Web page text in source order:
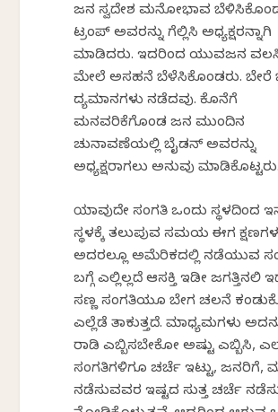
ಜನ ಸ್ವದೇಶ ಮನೋಭಾವ
ಟ್ರಂಪ್ ಅವರನ್ನು ಗೆಲ್ಲಿಸಿ ಅಧ್ಯಕ್ಷರನ್ನಾಗಿ
ಮಾಡಿದರು. ಇದರಿಂದ ಯುವಜನ
ಮೇಲೆ ಅಸಹನೆ ಬೆಳೆಸಿಕೊಂಡರು. ಬೇರೆ
ವಿದ್ಯಮಾನಗಳು ನಡೆದವು. ಕೊನೆಗೆ
ಮನವರಿಕೆಗೊಂಡ ಜನ ಮುಂದಿನ
ಚುನಾವಣೆಯಲ್ಲಿ ಬೈಡನ್ ಅವರನ್ನು
ಅಧ್ಯಕ್ಷರಾಗಲು ಅನುವು ಮಾಡಿಕೊಟ್ಟರು.
ಯಾವುದೇ ಸಂಗತಿ ಒಂದು ಸ್ಥಳದಿಂದ
ಸ್ಥಳಕ್ಕೆ ತಲುಪುವ ಸಮಯ ಈಗ
ಅದರಲ್ಲೂ ಅಮೆರಿಕದಲ್ಲಿ ನಡೆಯುವ
ಬಗ್ಗೆ ಎಲ್ಲಿಲ್ಲದೆ ಆಸಕ್ತಿ ಇಡೀ ಜಗತ್ತಿನಲಿ
ಸಣ್ಣ ಸಂಗತಿಯೂ ಬೇಗ ಚಲನೆ
ಎಲ್ಲೆಡೆ ತಾಕುತ್ತದೆ. ಮಾಧ್ಯಮಗಳು
ರಾಡಿ ಎಬ್ಬಿಸಬೇಕೋ ಅಷ್ಟು ಎಬ್ಬಿಸಿ,
ಸಂಗತಿಗಳಿಗೂ ಚರ್ಚೆ ಇಟ್ಟು, ಜನರಿಗೆ,
ನಡೆಸುವವರ ಇಷ್ಟದ ಸುತ್ತ ಚರ್ಚೆ